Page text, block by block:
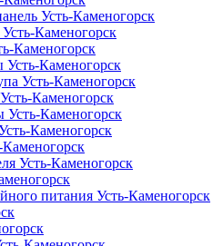
Усть-Каменогорск
Каменогорск
Каменогорск
Каменогорск
Усть-Каменогорск
Каменогорск
Каменогорск
Каменогорск
Каменогорск
Усть-Каменогорск
питания Усть-Каменогорск